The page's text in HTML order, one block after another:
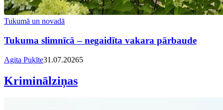
Tukumā un novadā
Tukuma slimnīcā – negaidīta vakara pārbaude
Agita Puķīte31.07.20265
Kriminālziņas